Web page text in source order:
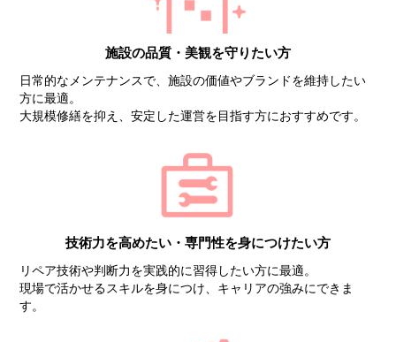
施設の品質・美観を守りたい方
日常的なメンテナンスで、施設の価値やブランドを維持したい
方に最適。
大規模修繕を抑え、安定した運営を目指す方におすすめです。
技術力を高めたい・専門性を身につけたい方
リペア技術や判断力を実践的に習得したい方に最適。
現場で活かせるスキルを身につけ、キャリアの強みにできま
す。